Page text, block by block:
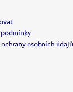
osobních údajů